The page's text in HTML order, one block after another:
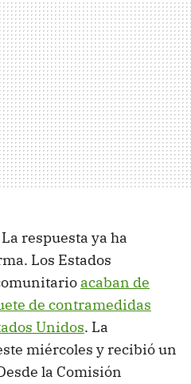
La respuesta ya ha
Los Estados
acaban de
de contramedidas
Unidos. La
miércoles y recibió un
la Comisión